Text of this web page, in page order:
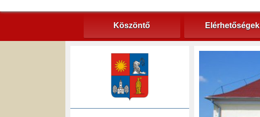
Köszöntő Elérhetőségek